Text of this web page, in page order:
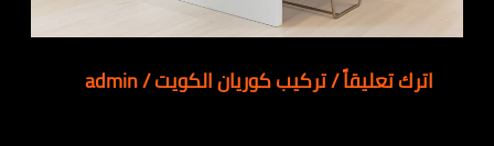
اترك تعليقاً/تركيب كوريان الكويت/
admin